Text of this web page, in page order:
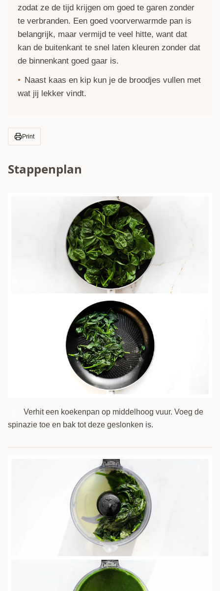
zodat ze de tijd krijgen om goed te garen zonder
te verbranden. Een goed voorverwarmde pan is
belangrijk, maar vermijd te veel hitte, want dat
kan de buitenkant te snel laten kleuren zonder dat
de binnenkant goed gaar is.
Naast kaas en kip kun je de broodjes vullen met
wat jij lekker vindt.
Print
Stappenplan
Verhit een koekenpan op middelhoog vuur. Voeg de
spinazie toe en bak tot deze geslonken is.